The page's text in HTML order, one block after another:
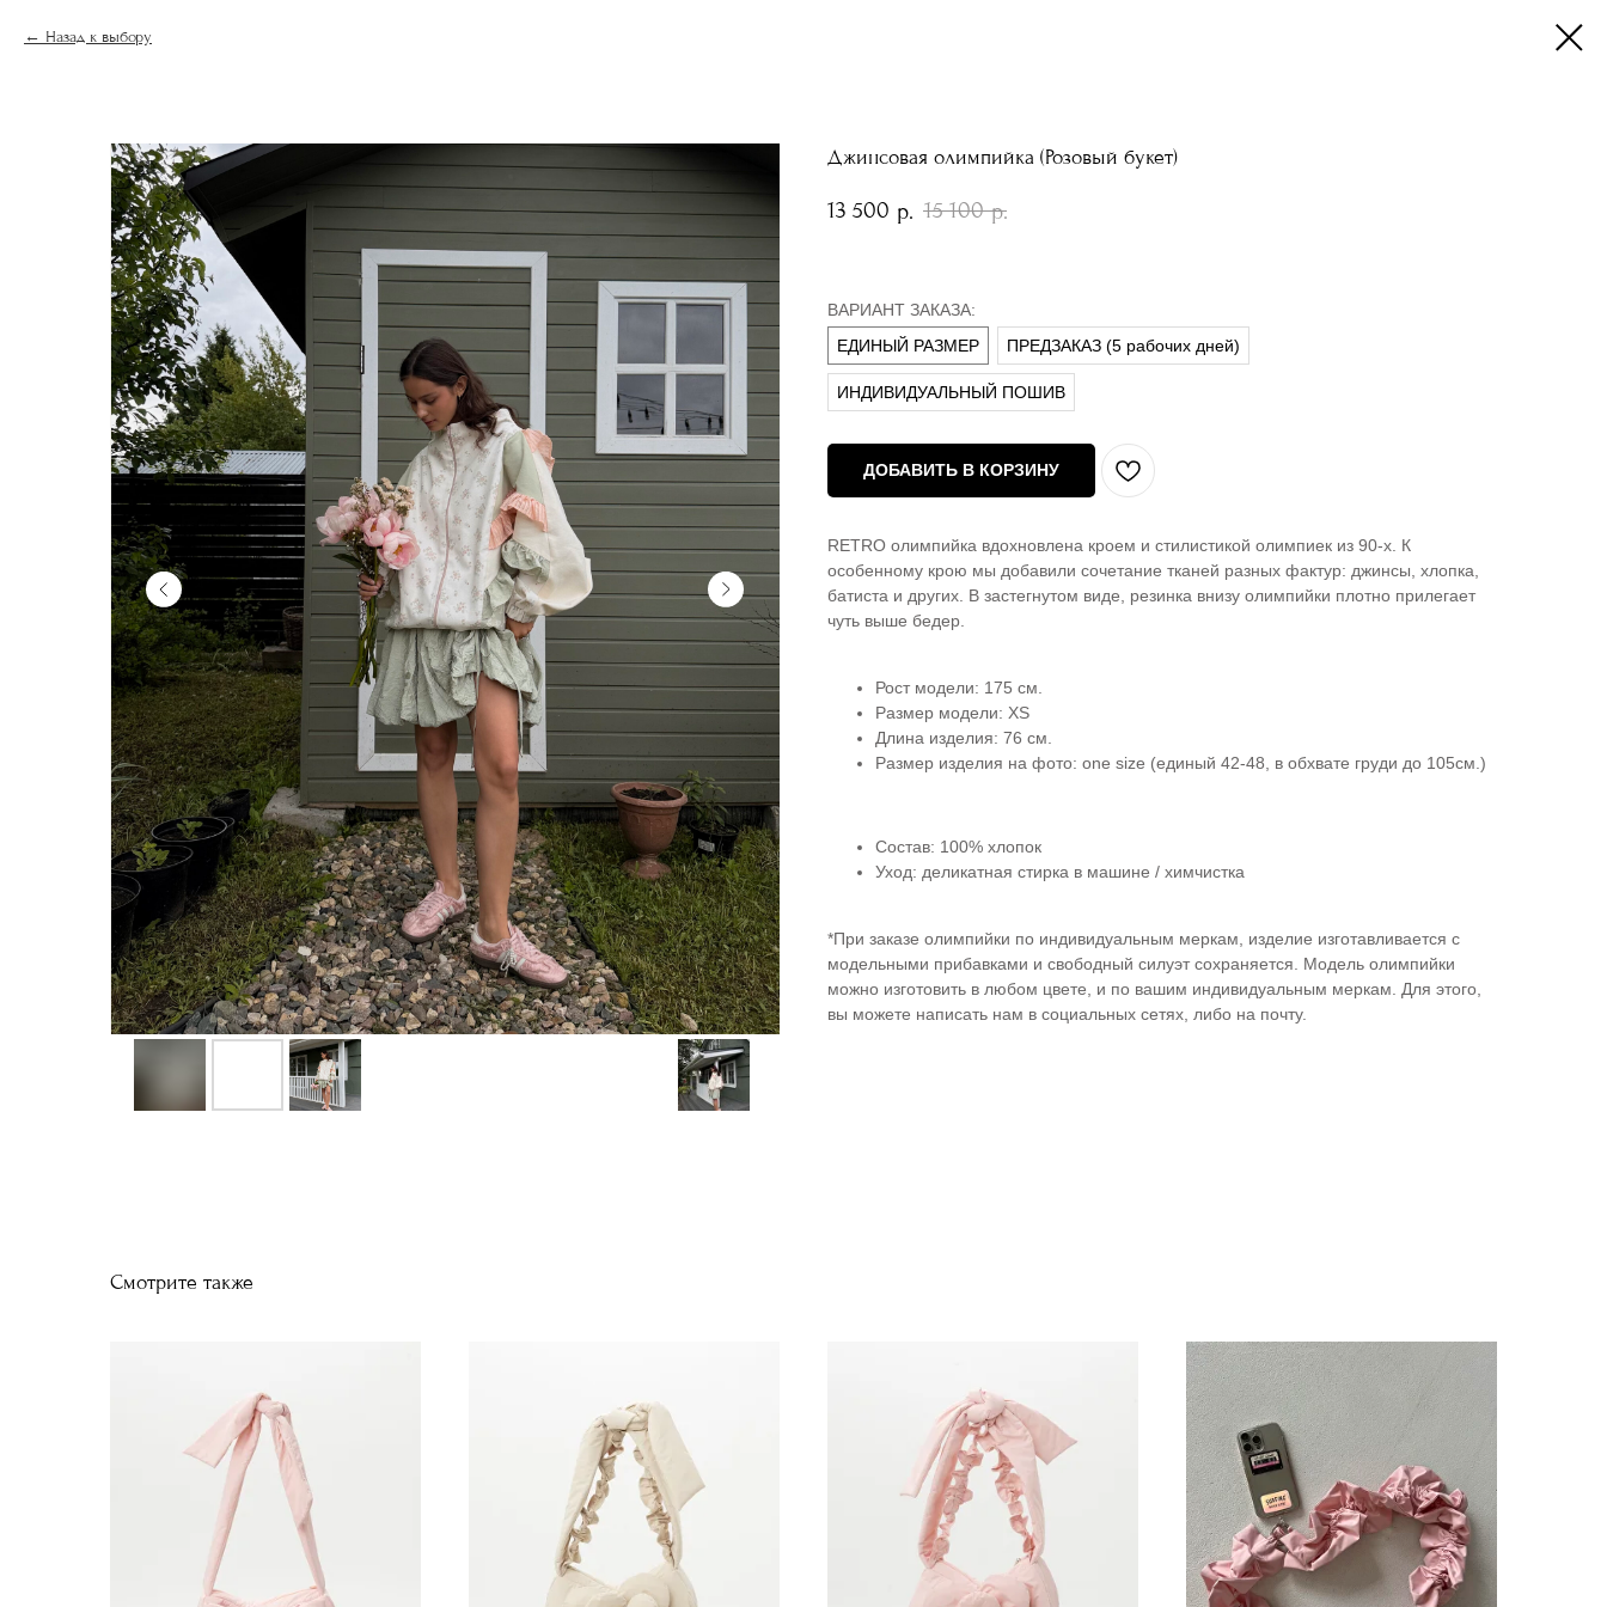
Назад к выбору
Джинсовая олимпийка (Розовый букет)
13 500 р. 15 100 р.
ВАРИАНТ ЗАКАЗА:
ЕДИНЫЙ РАЗМЕР
ПРЕДЗАКАЗ (5 рабочих дней)
ИНДИВИДУАЛЬНЫЙ ПОШИВ
ДОБАВИТЬ В КОРЗИНУ
RETRO олимпийка вдохновлена кроем и стилистикой олимпиек из 90-х. К
особенному крою мы добавили сочетание тканей разных фактур: джинсы, хлопка,
батиста и других. В застегнутом виде, резинка внизу олимпийки плотно прилегает
чуть выше бедер.
Рост модели: 175 см.
Размер модели: XS
Длина изделия: 76 см.
Размер изделия на фото: one size (единый 42-48, в обхвате груди до 105см.)
Состав: 100% хлопок
Уход: деликатная стирка в машине / химчистка
*При заказе олимпийки по индивидуальным меркам, изделие изготавливается с
модельными прибавками и свободный силуэт сохраняется. Модель олимпийки
можно изготовить в любом цвете, и по вашим индивидуальным меркам. Для этого,
вы можете написать нам в социальных сетях, либо на почту.
Смотрите также